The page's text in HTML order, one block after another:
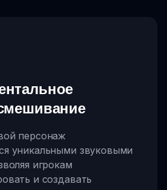
персонаж
уникальными звуковыми
игрокам
и создавать